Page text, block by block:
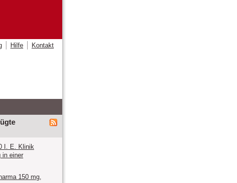
Hilfe Kontakt
I. E. Klinik
in einer
150 mg,